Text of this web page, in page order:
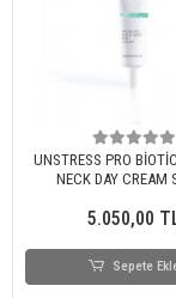
UNSTRESS PRO
NECK DAY CREAM
5.050,00
Sepete